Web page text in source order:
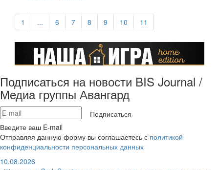
1 ... 6 7 8 9 10 11
Подписаться на новости BIS Journal /
Медиа группы Авангард
Подписаться
Введите ваш E-mail
Отправляя данную форму вы соглашаетесь с политикой
конфиденциальности персональных данных
10.08.2026